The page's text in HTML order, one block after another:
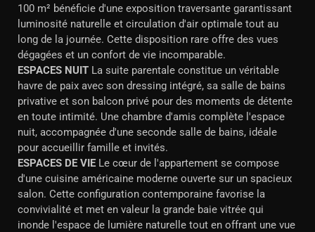
100 m² bénéficie d'une exposition traversante garantissant
luminosité naturelle et circulation d'air optimale tout au
long de la journée. Cette disposition rare offre des vues
dégagées et un confort de vie incomparable.
ESPACES NUIT La suite parentale constitue un véritable
havre de paix avec son dressing intégré, sa salle de bains
privative et son balcon privé pour des moments de détente
en toute intimité. Une chambre d'amis complète l'espace
nuit, accompagnée d'une seconde salle de bains, idéale
pour accueillir famille et invités.
ESPACES DE VIE Le cœur de l'appartement se compose
d'une cuisine américaine moderne ouverte sur un spacieux
salon. Cette configuration contemporaine favorise la
convivialité et met en valeur la grande baie vitrée qui
inonde l'espace de lumière naturelle tout en offrant une vue